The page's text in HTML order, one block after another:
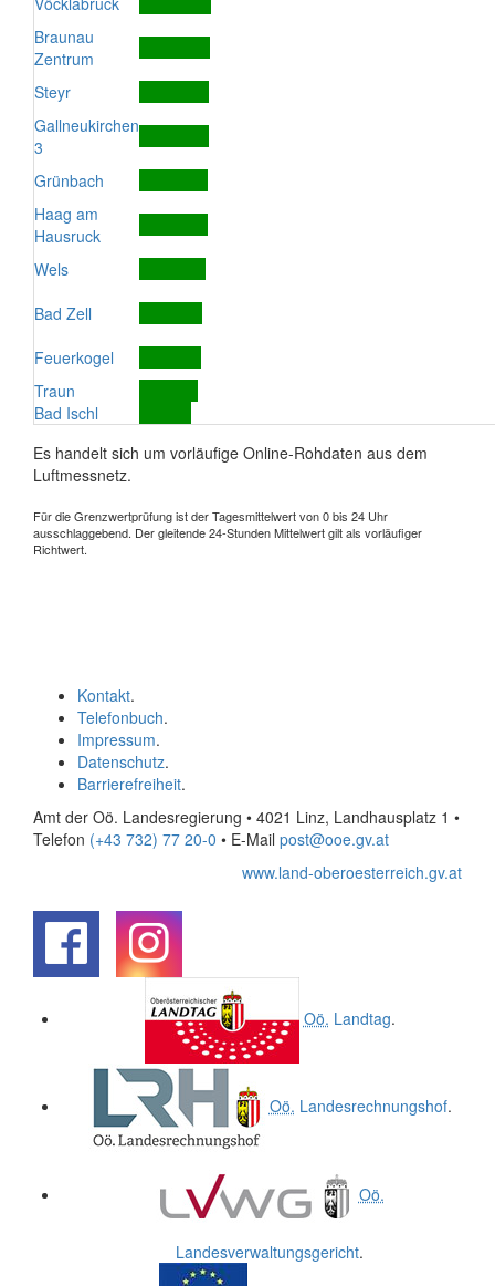
Braunau
Zentrum
Steyr
Gallneukirchen
3
Grünbach
Haag am
Hausruck
Wels
Bad Zell
Feuerkogel
Traun
Bad Ischl
Es handelt sich um vorläufige Online-Rohdaten aus dem
Luftmessnetz.
Für die Grenzwertprüfung ist der Tagesmittelwert von 0 bis 24 Uhr
ausschlaggebend. Der gleitende 24-Stunden Mittelwert gilt als vorläufiger
Richtwert.
Kontakt.
Telefonbuch.
Impressum.
Datenschutz.
Barrierefreiheit.
Amt der Oö. Landesregierung • 4021 Linz, Landhausplatz 1 •
Telefon (+43 732) 77 20-0 • E-Mail post@ooe.gv.at
www.land-oberoesterreich.gv.at
Oö. Landtag.
Oö. Landesrechnungshof.
Oö.
Landesverwaltungsgericht.